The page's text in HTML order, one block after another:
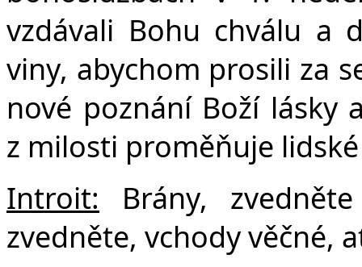
vzdávali Bohu chválu a
viny, abychom prosili za
nové poznání Boží lásky
z milosti proměňuje
Introit: Brány,
zvedněte, vchody věčné,